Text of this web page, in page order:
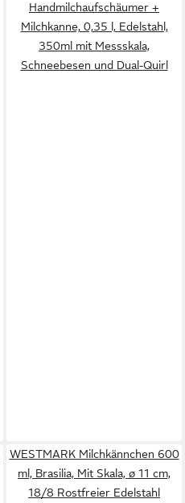
Handmilchaufschäumer +
Milchkanne, 0,35 l, Edelstahl,
350ml mit Messskala,
Schneebesen und Dual-Quirl
WESTMARK Milchkännchen 600
ml, Brasilia, Mit Skala, ø 11 cm,
18/8 Rostfreier Edelstahl